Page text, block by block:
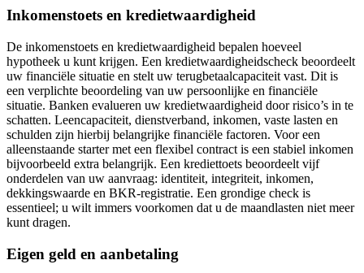
Inkomenstoets en kredietwaardigheid
De inkomenstoets en kredietwaardigheid bepalen hoeveel
hypotheek u kunt krijgen. Een kredietwaardigheidscheck beoordeelt
uw financiële situatie en stelt uw terugbetaalcapaciteit vast. Dit is
een verplichte beoordeling van uw persoonlijke en financiële
situatie. Banken evalueren uw kredietwaardigheid door risico’s in te
schatten. Leencapaciteit, dienstverband, inkomen, vaste lasten en
schulden zijn hierbij belangrijke financiële factoren. Voor een
alleenstaande starter met een flexibel contract is een stabiel inkomen
bijvoorbeeld extra belangrijk. Een krediettoets beoordeelt vijf
onderdelen van uw aanvraag: identiteit, integriteit, inkomen,
dekkingswaarde en BKR-registratie. Een grondige check is
essentieel; u wilt immers voorkomen dat u de maandlasten niet meer
kunt dragen.
Eigen geld en aanbetaling